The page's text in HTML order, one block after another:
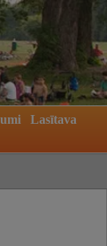
Lasītava